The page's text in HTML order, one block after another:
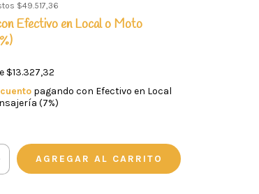
$49.517,36
Efectivo en Local o Moto
$13.327,32
pagando con Efectivo en Local
(7%)